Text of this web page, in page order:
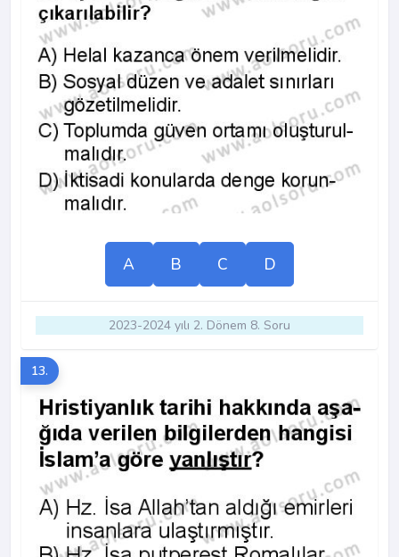
A B C D
2023-2024 yılı 2. Dönem 8. Soru
13.